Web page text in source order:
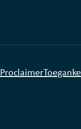
Proclaimer